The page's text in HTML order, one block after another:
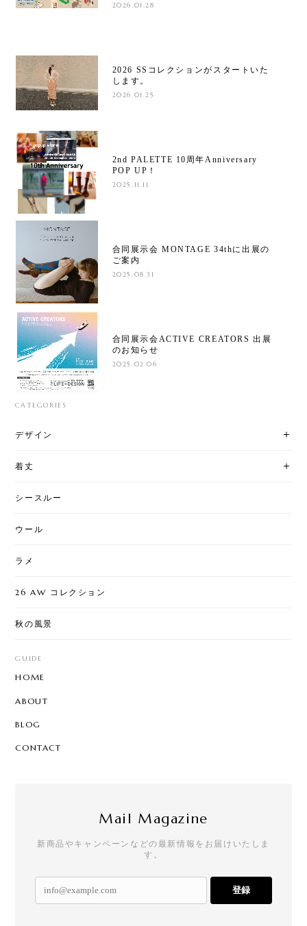
2026.01.28
2026 SSコレクションがスタートいた
します。
2026.01.25
2nd PALETTE 10周年Anniversary
POP UP！
2025.11.11
合同展示会 MONTAGE 34thに出展の
ご案内
2025.08.31
合同展示会ACTIVE CREATORS 出展
のお知らせ
2025.02.06
CATEGORIES
デザイン
着丈
シースルー
ウール
ラメ
26 AW コレクション
秋の風景
GUIDE
HOME
ABOUT
BLOG
CONTACT
Mail Magazine
新商品やキャンペーンなどの最新情報をお届けいたしま
す。
登録